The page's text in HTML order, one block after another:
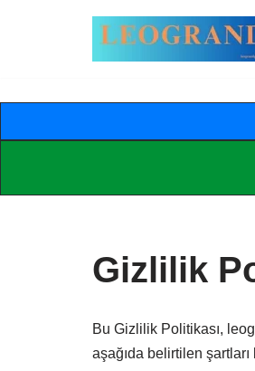
Gizlilik
Bu Gizlilik Politikası,
aşağıda belirtilen şartları